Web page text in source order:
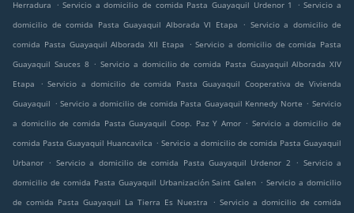
Herradura
. Servicio a domicilio de comida Pasta Guayaquil Urdenor 1 . Servicio a
domicilio de comida Pasta Guayaquil Alborada VI Etapa
. Servicio a domicilio de
comida Pasta Guayaquil Alborada XII Etapa
. Servicio a domicilio de comida Pasta
Guayaquil Sauces 8 . Servicio a domicilio de comida Pasta Guayaquil Alborada XIV
Etapa
. Servicio a domicilio de comida Pasta Guayaquil Cooperativa de Vivienda
Guayaquil . Servicio a domicilio de comida Pasta Guayaquil Kennedy Norte . Servicio
a domicilio de comida Pasta Guayaquil Coop. Paz Y Amor . Servicio a domicilio de
comida Pasta Guayaquil Huancavilca . Servicio a domicilio de comida Pasta Guayaquil
Urbanor . Servicio a domicilio de comida Pasta Guayaquil Urdenor 2 . Servicio a
domicilio de comida Pasta Guayaquil Urbanización Saint Galen . Servicio a domicilio
de comida Pasta Guayaquil La Tierra Es Nuestra
. Servicio a domicilio de comida